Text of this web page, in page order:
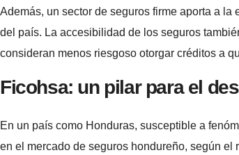
Además, un sector de seguros firme aporta a
del país. La accesibilidad de los seguros
consideran menos riesgoso otorgar créditos a
Ficohsa: un pilar para el
En un país como Honduras, susceptible a
en el mercado de seguros hondureño, según